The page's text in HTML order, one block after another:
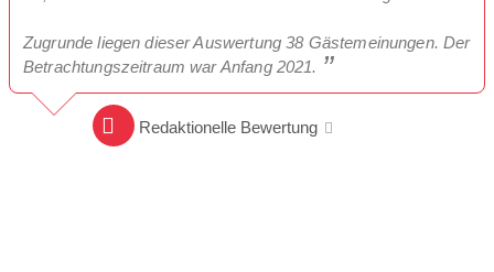
Zugrunde liegen dieser Auswertung 38 Gästemeinungen. Der
Betrachtungszeitraum war Anfang 2021.
Redaktionelle Bewertung